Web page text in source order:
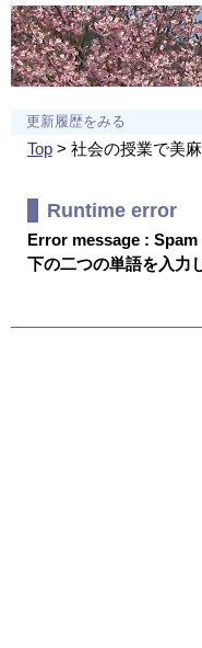
更新履歴をみる
Top> 社会の授業で美
Runtime error
Error message :
下の二つの単語を入力